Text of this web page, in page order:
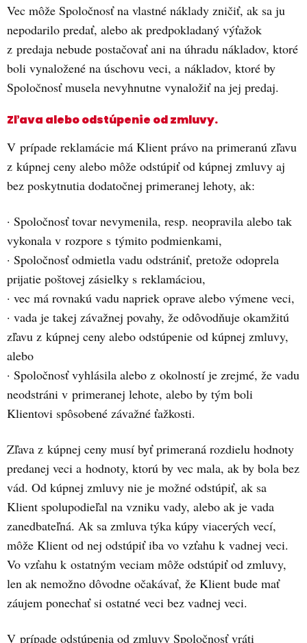
Vec môže Spoločnosť na vlastné náklady zničiť, ak sa ju
nepodarilo predať, alebo ak predpokladaný výťažok
z predaja nebude postačovať ani na úhradu nákladov, ktoré
boli vynaložené na úschovu veci, a nákladov, ktoré by
Spoločnosť musela nevyhnutne vynaložiť na jej predaj.
Zľava alebo odstúpenie od zmluvy.
V prípade reklamácie má Klient právo na primeranú zľavu
z kúpnej ceny alebo môže odstúpiť od kúpnej zmluvy aj
bez poskytnutia dodatočnej primeranej lehoty, ak:
· Spoločnosť tovar nevymenila, resp. neopravila alebo tak
vykonala v rozpore s týmito podmienkami,
· Spoločnosť odmietla vadu odstrániť, pretože odoprela
prijatie poštovej zásielky s reklamáciou,
· vec má rovnakú vadu napriek oprave alebo výmene veci,
· vada je takej závažnej povahy, že odôvodňuje okamžitú
zľavu z kúpnej ceny alebo odstúpenie od kúpnej zmluvy,
alebo
· Spoločnosť vyhlásila alebo z okolností je zrejmé, že vadu
neodstráni v primeranej lehote, alebo by tým boli
Klientovi spôsobené závažné ťažkosti.
Zľava z kúpnej ceny musí byť primeraná rozdielu hodnoty
predanej veci a hodnoty, ktorú by vec mala, ak by bola bez
vád. Od kúpnej zmluvy nie je možné odstúpiť, ak sa
Klient spolupodieľal na vzniku vady, alebo ak je vada
zanedbateľná. Ak sa zmluva týka kúpy viacerých vecí,
môže Klient od nej odstúpiť iba vo vzťahu k vadnej veci.
Vo vzťahu k ostatným veciam môže odstúpiť od zmluvy,
len ak nemožno dôvodne očakávať, že Klient bude mať
záujem ponechať si ostatné veci bez vadnej veci.
V prípade odstúpenia od zmluvy Spoločnosť vráti